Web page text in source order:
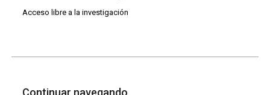
Acceso libre a la investigación
Continuar navegando